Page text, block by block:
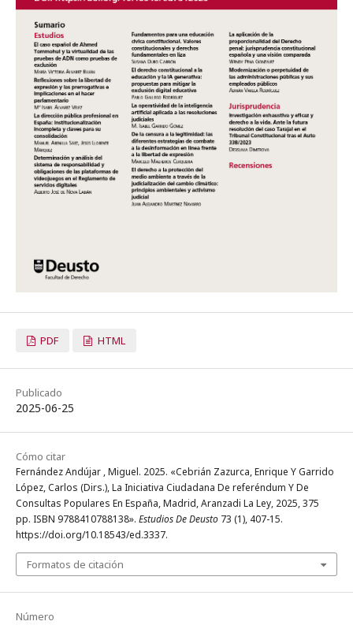
PDF HTML
Publicado
2025-06-25
Cómo citar
Fernández Andújar , Miguel. 2025. «Cebrián Zazurca, Enrique Y Garrido
López, Carlos (Dirs.), La Iniciativa Ciudadana De referéndum Y De
Consultas Populares En España, Madrid, Aranzadi La Ley, 2025, 375
pp. ISBN 9788410788138». Estudios De Deusto 73 (1), 407-15.
https://doi.org/10.18543/ed.3337.
Formatos de citación
Número